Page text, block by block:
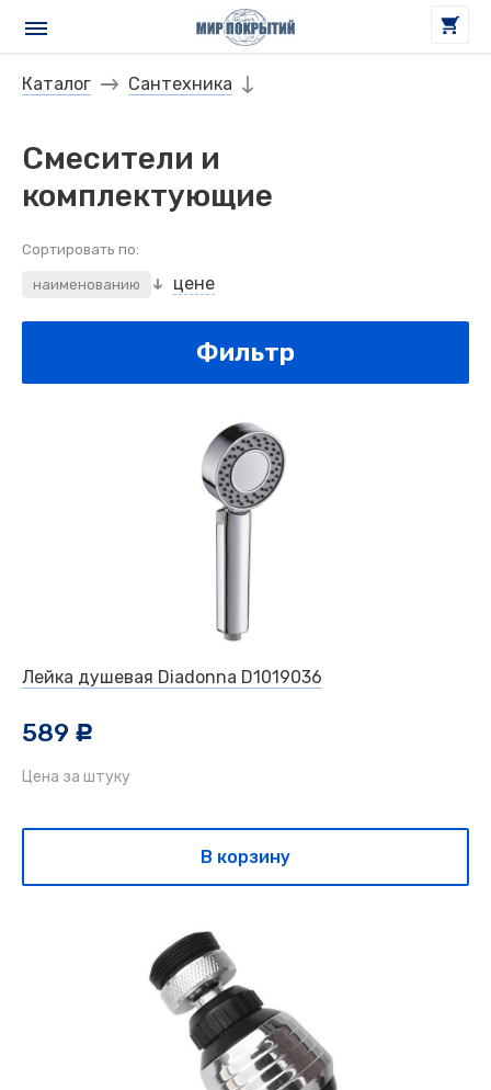
Каталог Сантехника
Смесители и
комплектующие
Сортировать по:
наименованию цене
Фильтр
Лейка душевая Diadonna D1019036
589 c
Цена за штуку
В корзину